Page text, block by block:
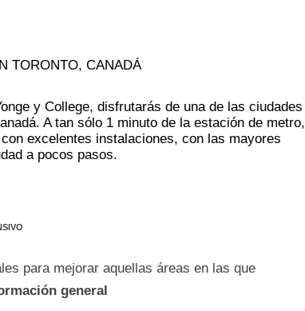
TORONTO, CANADÁ
y College, disfrutarás de una de las ciudades
A tan sólo 1 minuto de la estación de metro,
excelentes instalaciones, con las mayores
a pocos pasos.
para mejorar aquellas áreas en las que
general